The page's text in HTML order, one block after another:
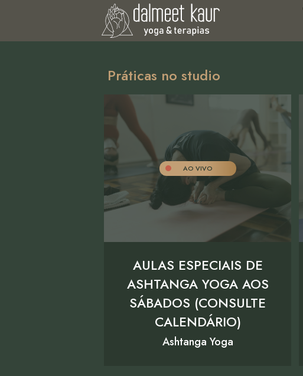
Práticas no studio
AO VIVO
AULAS ESPECIAIS DE
ASHTANGA YOGA AOS
SÁBADOS (CONSULTE
CALENDÁRIO)
Ashtanga Yoga